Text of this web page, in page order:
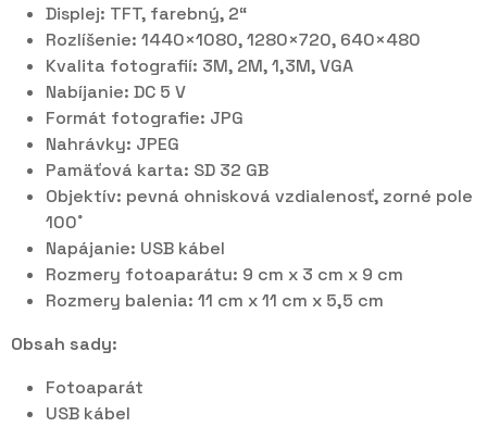
Displej: TFT, farebný, 2“
Rozlíšenie: 1440×1080, 1280×720, 640×480
Kvalita fotografií: 3M, 2M, 1,3M, VGA
Nabíjanie: DC 5 V
Formát fotografie: JPG
Nahrávky: JPEG
Pamäťová karta: SD 32 GB
Objektív: pevná ohnisková vzdialenosť, zorné pole
100˚
Napájanie: USB kábel
Rozmery fotoaparátu: 9 cm x 3 cm x 9 cm
Rozmery balenia: 11 cm x 11 cm x 5,5 cm
Obsah sady:
Fotoaparát
USB kábel